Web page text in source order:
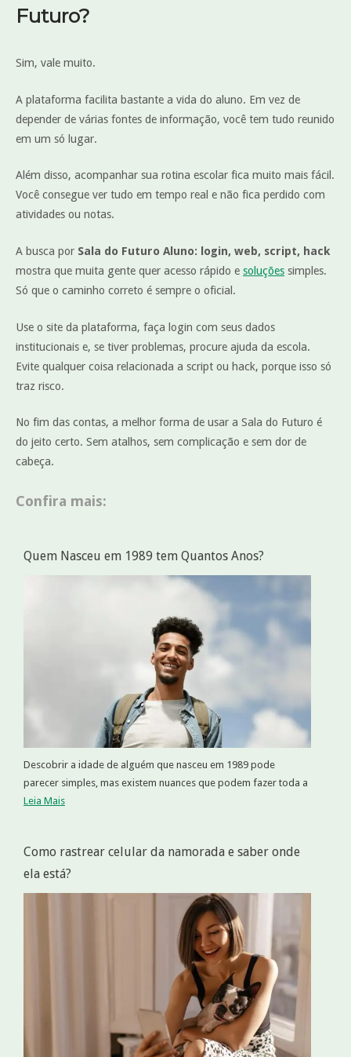
Futuro?
Sim, vale muito.
A plataforma facilita bastante a vida do aluno. Em vez de
depender de várias fontes de informação, você tem tudo reunido
em um só lugar.
Além disso, acompanhar sua rotina escolar fica muito mais fácil.
Você consegue ver tudo em tempo real e não fica perdido com
atividades ou notas.
A busca por Sala do Futuro Aluno: login, web, script, hack
mostra que muita gente quer acesso rápido e soluções simples.
Só que o caminho correto é sempre o oficial.
Use o site da plataforma, faça login com seus dados
institucionais e, se tiver problemas, procure ajuda da escola.
Evite qualquer coisa relacionada a script ou hack, porque isso só
traz risco.
No fim das contas, a melhor forma de usar a Sala do Futuro é
do jeito certo. Sem atalhos, sem complicação e sem dor de
cabeça.
Confira mais:
Quem Nasceu em 1989 tem Quantos Anos?
Descobrir a idade de alguém que nasceu em 1989 pode
parecer simples, mas existem nuances que podem fazer toda a
Leia Mais
Como rastrear celular da namorada e saber onde
ela está?